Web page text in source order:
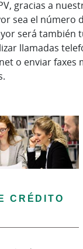
gracias a
sea el número
será también
llamadas
o enviar faxes
CRÉDITO